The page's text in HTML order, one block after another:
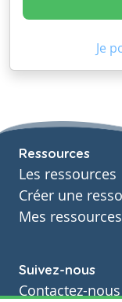
Je
Ressources
Les ressources
Créer une
Mes ressources
Suivez-nous
Contactez-nous